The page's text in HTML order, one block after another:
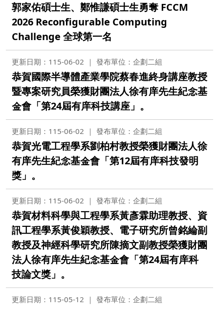
郭家佑碩士生、鄭惟謙碩士生勇奪 FCCM
2026 Reconfigurable Computing
Challenge 全球第一名
更新日期：115-06-02 發布單位：企劃二組
恭賀國際半導體產業學院蔡春進終身講座教授
暨專案研究員榮獲財團法人徐有庠先生紀念基
金會「第24屆有庠科技講座」。
更新日期：115-06-02 發布單位：企劃二組
恭賀光電工程學系劉柏村教授榮獲財團法人徐
有庠先生紀念基金會「第12屆有庠科技發明
獎」。
更新日期：115-06-02 發布單位：企劃二組
恭賀材料科學與工程學系黃彥霖助理教授、資
訊工程學系黃俊穎教授、電子研究所曾銘綸副
教授及神經科學研究所陳摘文副教授榮獲財團
法人徐有庠先生紀念基金會「第24屆有庠科
技論文獎」。
更新日期：115-05-12 發布單位：企劃二組